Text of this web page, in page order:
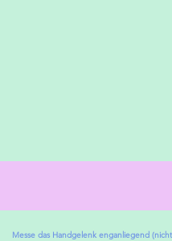
Messe das Handgelenk enganliegend